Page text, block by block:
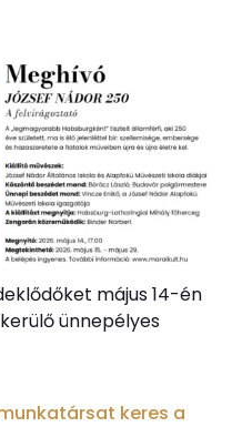
május 14-én
ünnepélyes
keres a